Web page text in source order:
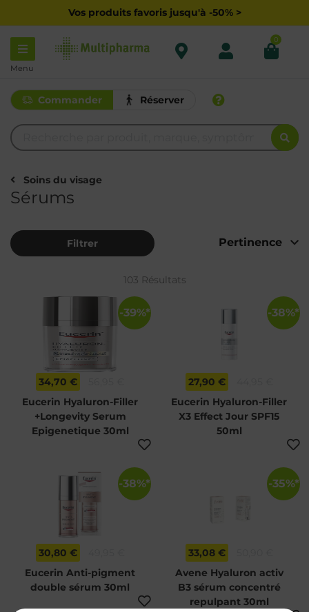
Vos produits favoris jusqu'à -50% >
Menu
0
Commander Réserver
Soins du visage
Sérums
Filtrer
103 Résultats
-39%*
34,70 €
Eucerin Hyaluron-Filler
+Longevity Serum
Epigenetique 30ml
-38%*
27,90 €
Eucerin Hyaluron-Filler
X3 Effect Jour SPF15
50ml
-38%*
30,80 €
Eucerin Anti-pigment
double sérum 30ml
-35%*
33,08 €
Avene Hyaluron activ
B3 sérum concentré
repulpant 30ml